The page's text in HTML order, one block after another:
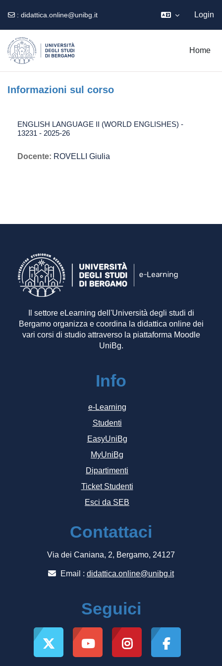
: didattica.online@unibg.it Login
Home
Informazioni sul corso
ENGLISH LANGUAGE II (WORLD ENGLISHES) -
13231 - 2025-26
Docente: ROVELLI Giulia
Il settore eLearning dell'Università degli studi di
Bergamo organizza e coordina la didattica online dei
vari corsi di studio attraverso la piattaforma Moodle
UniBg.
Info
e-Learning
Studenti
EasyUniBg
MyUniBg
Dipartimenti
Ticket Studenti
Esci da SEB
Contattaci
Via dei Caniana, 2, Bergamo, 24127
Email : didattica.online@unibg.it
Seguici